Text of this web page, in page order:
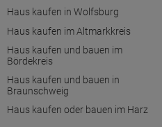
Haus kaufen in Wolfsburg
Haus kaufen im Altmarkkreis
Haus kaufen und bauen im
Bördekreis
Haus kaufen und bauen in
Braunschweig
Haus kaufen oder bauen im Harz